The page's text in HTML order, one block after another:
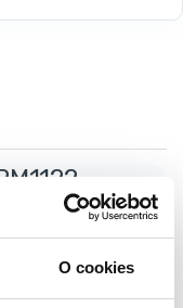
O cookies
trávnikov,
trávnika je